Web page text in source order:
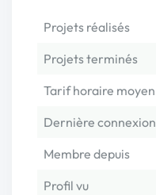
Projets réalisés
Projets terminés
Tarif horaire moyen
Dernière connexion
Membre depuis
Profil vu